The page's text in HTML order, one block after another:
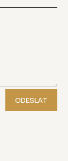
ODESLAT